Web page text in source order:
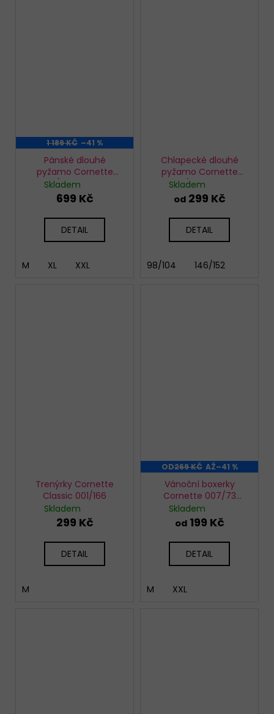
1 189 KČ –41 %
Pánské dlouhé
pyžamo Cornette
115/256 Home
Skladem
699 Kč
DETAIL
M XL XXL
Chlapecké dlouhé
pyžamo Cornette
593/157 Home
Skladem
od299 Kč
DETAIL
98/104 146/152
Trenýrky Cornette
Classic 001/166
Skladem
299 Kč
DETAIL
M
OD269 KČ AŽ–41 %
Vánoční boxerky
Cornette 007/73
Angry
Skladem
od199 Kč
DETAIL
M XXL